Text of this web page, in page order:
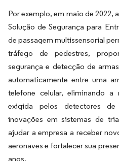
Por exemplo, em maio de 2022,
Solução de Segurança para
de passagem multissensorial
tráfego de pedestres,
segurança e detecção de
automaticamente entre uma
telefone celular, eliminando
exigida pelos detectores de
inovações em sistemas de
ajudar a empresa a receber
aeronaves e fortalecer sua
anos.